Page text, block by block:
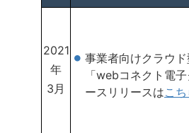
2021
年
3月
事業者向けクラウ
「webコネクト電
ースリリースはこち